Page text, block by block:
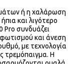
ή η χαλάρωση
και λιγότερο
Pro συνδυάζει
και άνεση
με τεχνολογία
τρεμόπαιγμα. Η